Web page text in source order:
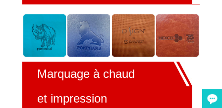
Marquage à chaud
et impression